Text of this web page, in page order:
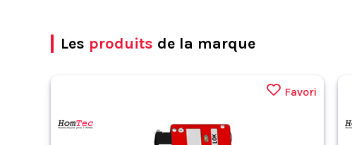
Les produits de la marque
Favori